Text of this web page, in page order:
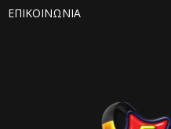
ΕΠΙΚΟΙΝΩΝΙΑ